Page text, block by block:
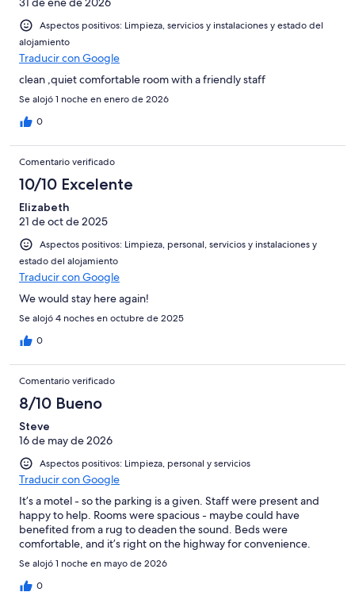
Aspectos positivos: Limpieza, servicios y instalaciones y estado del
alojamiento
Traducir con Google
clean ,quiet comfortable room with a friendly staff
Se alojó 1 noche en enero de 2026
0
Comentario verificado
10/10 Excelente
Elizabeth
21 de oct de 2025
Aspectos positivos: Limpieza, personal, servicios y instalaciones y
estado del alojamiento
Traducir con Google
We would stay here again!
Se alojó 4 noches en octubre de 2025
0
Comentario verificado
8/10 Bueno
Steve
16 de may de 2026
Aspectos positivos: Limpieza, personal y servicios
Traducir con Google
It’s a motel - so the parking is a given. Staff were present and
happy to help. Rooms were spacious - maybe could have
benefited from a rug to deaden the sound. Beds were
comfortable, and it’s right on the highway for convenience.
Se alojó 1 noche en mayo de 2026
0